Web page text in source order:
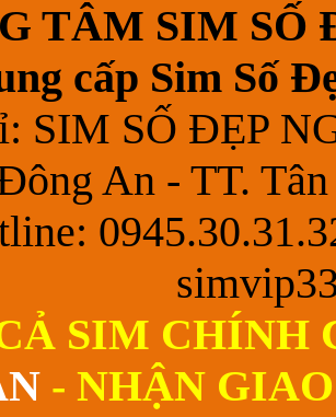
TÂM SIM SỐ
cấp Sim Số
SIM SỐ ĐẸP
An - TT.
SIM CHÍNH
- NHẬN